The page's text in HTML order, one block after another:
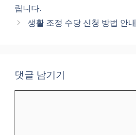
립니다.
생활 조정 수당 신청 방법 안내
댓글 남기기